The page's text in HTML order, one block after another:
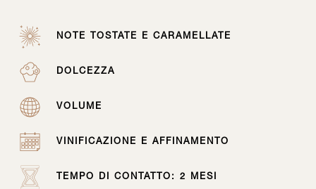
NOTE TOSTATE E CARAMELLATE
DOLCEZZA
VOLUME
VINIFICAZIONE E AFFINAMENTO
TEMPO DI CONTATTO: 2 MESI